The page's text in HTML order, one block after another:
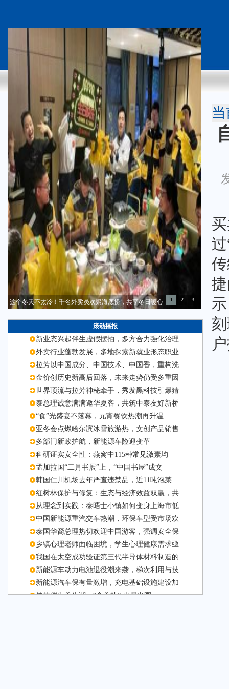
这个冬天不太冷！千名外卖员欢聚海底捞，共享冬日暖心 1 2 3
滚动播报
新业态兴起伴生虚假摆拍，多方合力强化治理
外卖行业蓬勃发展，多地探索新就业形态职业
拉芳以中国成分、中国技术、中国香，重构洗
金价创历史新高后回落，未来走势仍受多重因
世界顶流与拉芳神秘牵手，秀发黑科技引爆猜
泰总理诚意满满邀华夏客，共筑中泰友好新桥
“食”光盛宴不落幕，元宵餐饮热潮再升温
亚冬会点燃哈尔滨冰雪旅游热，文创产品销售
多部门新政护航，新能源车险迎变革
科研证实安全性：燕窝中115种常见激素均
孟加拉国“二月书展”上，“中国书屋”成文
韩国仁川机场去年严查违禁品，近11吨泡菜
红树林保护与修复：生态与经济效益双赢，共
从理念到实践：泰晤士小镇如何变身上海市低
中国新能源重汽交车热潮，环保车型受市场欢
泰国华裔总理热切欢迎中国游客，强调安全保
乡镇心理老师面临困境，学生心理健康需求亟
我国在太空成功验证第三代半导体材料制造的
新能源车动力电池退役潮来袭，梯次利用与技
新能源汽车保有量激增，充电基础设施建设加
佳节催生养生潮，“食养礼” 火爆出圈。